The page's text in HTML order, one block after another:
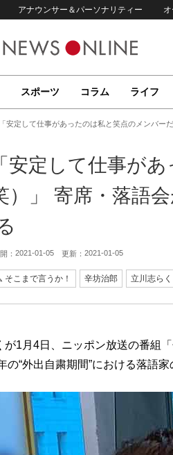
アナウンサー＆パーソナリティー
スポーツ コラム ライフ
安定して仕事があったのは私と笑点のメンバー
安定して仕事が
）」 寄席・落語
： 2021-01-05 更新： 2021-01-05
そこまで言うか！ 辛坊治郎 立川志らく
が1月4日、ニッポン放送の番
の“外出自粛期間”における落語家